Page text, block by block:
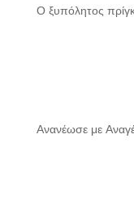
Ο ξυπόλητος
Ανανέωσε με